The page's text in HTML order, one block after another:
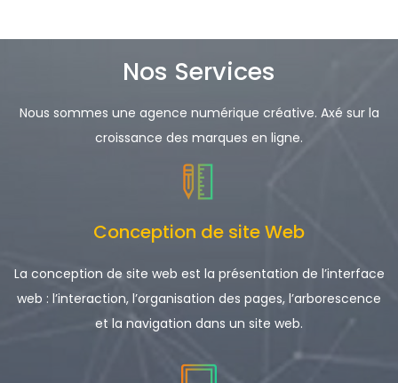
Nos Services
Nous sommes une agence numérique créative. Axé sur la
croissance des marques en ligne.
Conception de site Web
La conception de site web est la présentation de l’interface
web : l’interaction, l’organisation des pages, l’arborescence
et la navigation dans un site web.